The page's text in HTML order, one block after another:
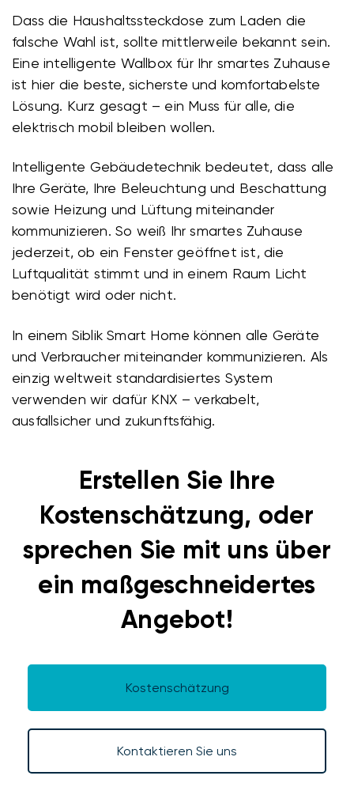
Dass die Haushaltssteckdose zum Laden die
falsche Wahl ist, sollte mittlerweile bekannt sein.
Eine intelligente Wallbox für Ihr smartes Zuhause
ist hier die beste, sicherste und komfortabelste
Lösung. Kurz gesagt – ein Muss für alle, die
elektrisch mobil bleiben wollen.
Intelligente Gebäudetechnik bedeutet, dass alle
Ihre Geräte, Ihre Beleuchtung und Beschattung
sowie Heizung und Lüftung miteinander
kommunizieren. So weiß Ihr smartes Zuhause
jederzeit, ob ein Fenster geöffnet ist, die
Luftqualität stimmt und in einem Raum Licht
benötigt wird oder nicht.
In einem Siblik Smart Home können alle Geräte
und Verbraucher miteinander kommunizieren. Als
einzig weltweit standardisiertes System
verwenden wir dafür KNX – verkabelt,
ausfallsicher und zukunftsfähig.
Erstellen Sie Ihre
Kostenschätzung, oder
sprechen Sie mit uns über
ein maßgeschneidertes
Angebot!
Kostenschätzung
Kontaktieren Sie uns